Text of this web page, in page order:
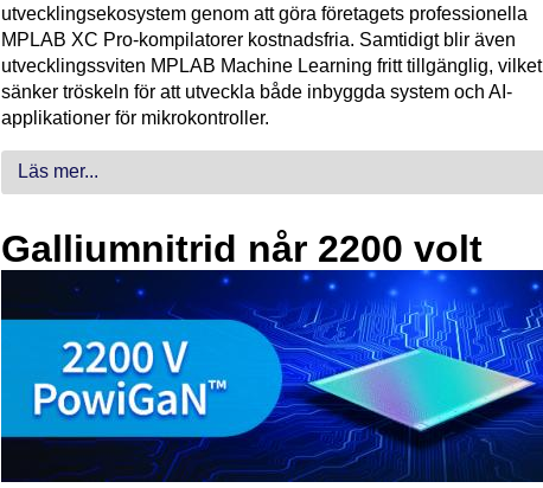
utvecklingsekosystem genom att göra företagets professionella
MPLAB XC Pro-kompilatorer kostnadsfria. Samtidigt blir även
utvecklingssviten MPLAB Machine Learning fritt tillgänglig, vilket
sänker tröskeln för att utveckla både inbyggda system och AI-
applikationer för mikrokontroller.
Läs mer...
Galliumnitrid når 2200 volt